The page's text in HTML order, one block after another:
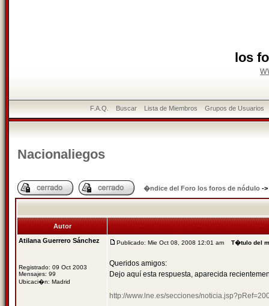
los
F.A.Q. Buscar Lista de Miembros Grupos de Usuarios
Nacionaliegos
�ndice del Foro los foros de nódulo ->
Autor
Atilana Guerrero Sánchez
Registrado: 09 Oct 2003
Mensajes: 99
Ubicaci�n: Madrid
Publicado: Mie Oct 08, 2008 12:01 am T�tulo del
Queridos amigos:
Dejo aquí esta respuesta, aparecida
http://www.lne.es/secciones/